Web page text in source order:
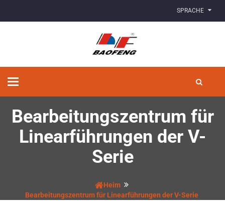
SPRACHE
Navigation
Bearbeitungszentrum für
Linearführungen der V-
Serie
Heim
Bearbeitungszentrum für Linearführungen der V-Serie